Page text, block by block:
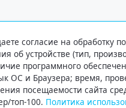
согласие на обработку
об устройстве (тип,
программного
ОС и Браузера; время,
посещаемости сайта
топ-100. Политика